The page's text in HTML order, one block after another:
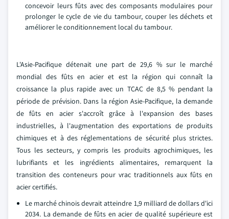
concevoir leurs fûts avec des composants modulaires pour
prolonger le cycle de vie du tambour, couper les déchets et
améliorer le conditionnement local du tambour.
L'Asie-Pacifique détenait une part de 29,6 % sur le marché
mondial des fûts en acier et est la région qui connaît la
croissance la plus rapide avec un TCAC de 8,5 % pendant la
période de prévision. Dans la région Asie-Pacifique, la demande
de fûts en acier s'accroît grâce à l'expansion des bases
industrielles, à l'augmentation des exportations de produits
chimiques et à des réglementations de sécurité plus strictes.
Tous les secteurs, y compris les produits agrochimiques, les
lubrifiants et les ingrédients alimentaires, remarquent la
transition des conteneurs pour vrac traditionnels aux fûts en
acier certifiés.
Le marché chinois devrait atteindre 1,9 milliard de dollars d'ici
2034. La demande de fûts en acier de qualité supérieure est